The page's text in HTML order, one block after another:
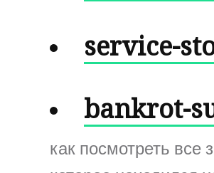
service-
bankrot-
как посмотреть все